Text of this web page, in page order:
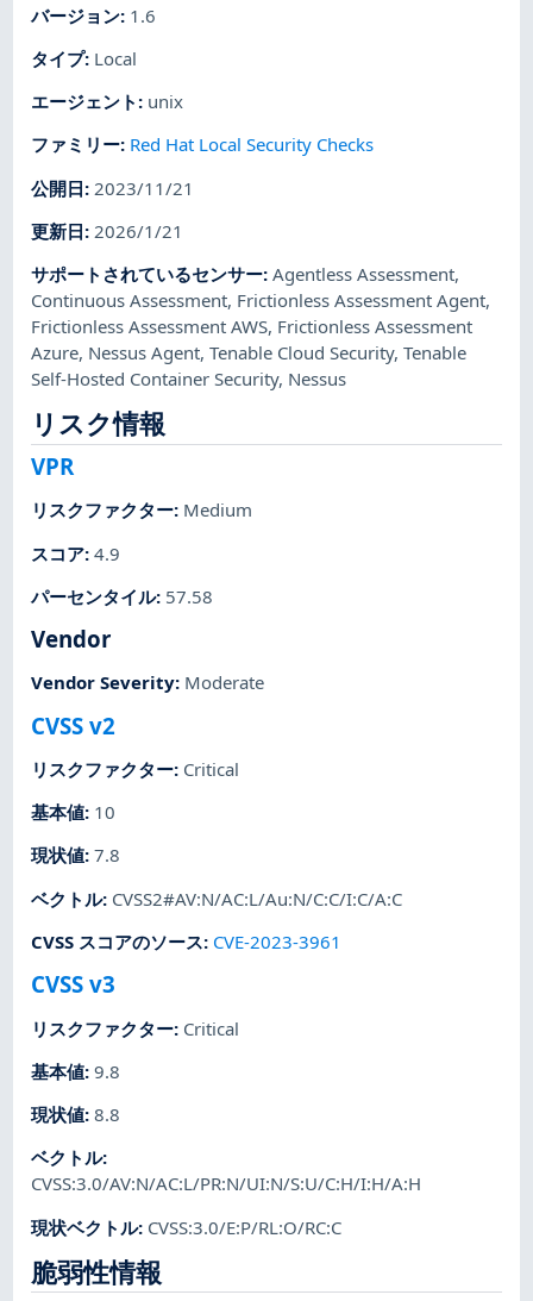
バージョン: 1.6
タイプ: Local
エージェント : unix
ファミリー: Red Hat Local Security Checks
公開日: 2023/11/21
更新日: 2026/1/21
サポートされているセンサー:Agentless Assessment,
Continuous Assessment, Frictionless Assessment Agent,
Frictionless Assessment AWS, Frictionless Assessment
Azure, Nessus Agent,Tenable Cloud Security,Tenable
Self-Hosted Container Security, Nessus
リスク情報
VPR
リスクファクター: Medium
スコア:4.9
パーセンタイル: 57.58
Vendor
Vendor Severity: Moderate
CVSS v2
リスクファクター: Critical
基本値: 10
現状値:7.8
ベクトル: CVSS2#AV:N/AC:L/Au:N/C:C/I:C/A:C
CVSS スコアのソース: CVE-2023-3961
CVSS v3
リスクファクター: Critical
基本値:9.8
現状値:8.8
ベクトル:
CVSS:3.0/AV:N/AC:L/PR:N/UI:N/S:U/C:H/I:H/A:H
現状ベクトル: CVSS:3.0/E:P/RL:O/RC:C
脆弱性情報